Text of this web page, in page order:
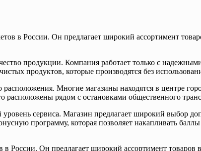
в России. Он предлагает широкий ассортимент
продукции. Компания работает только с
продуктов, которые производятся без
Многие магазины находятся в центре
расположены рядом с остановками общественного
сервиса. Магазин предлагает широкий выбор
программу, которая позволяет накапливать
России. Он предлагает широкий ассортимент товаров